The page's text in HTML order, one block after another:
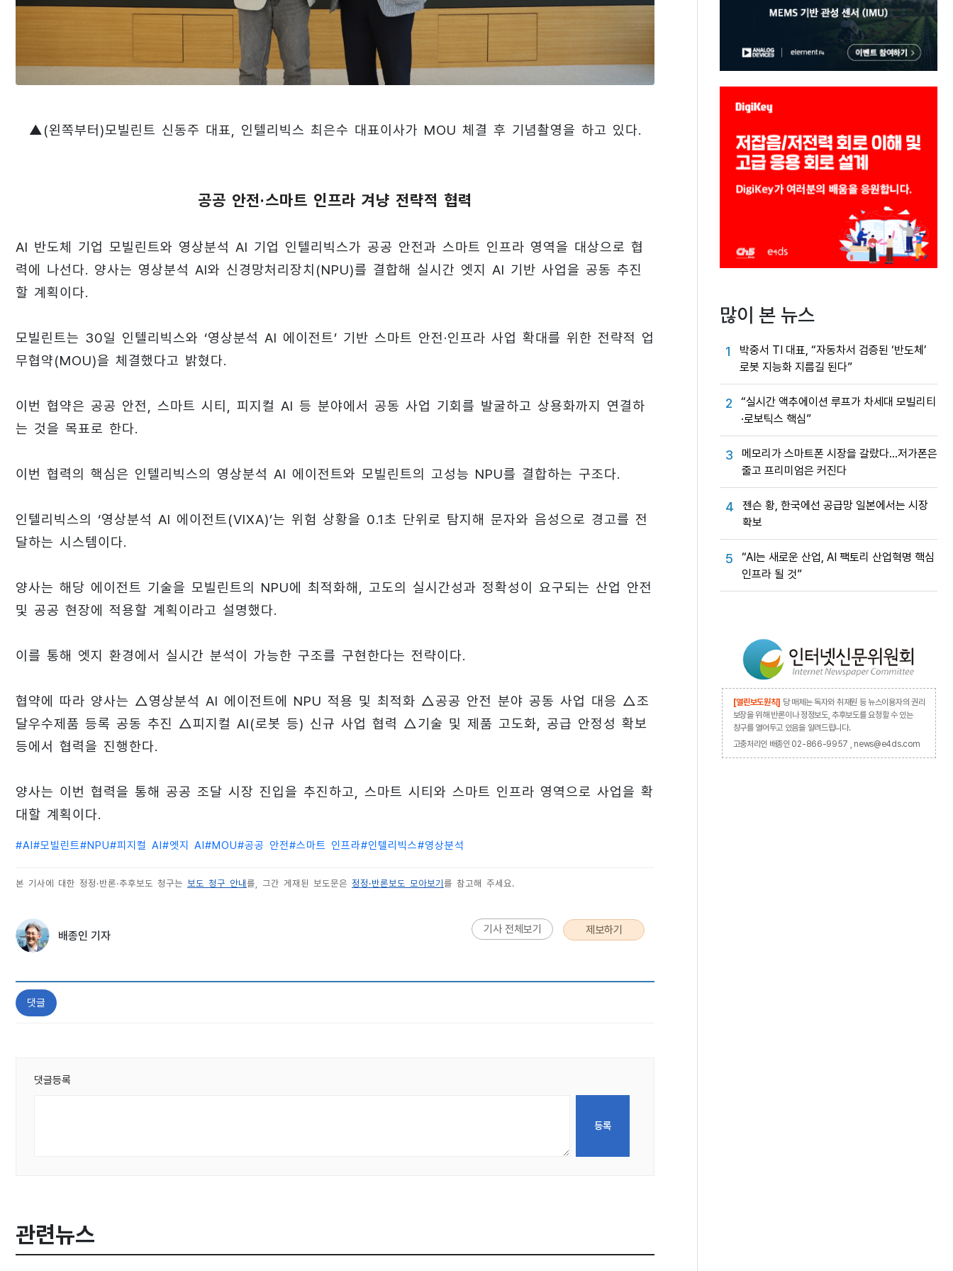
▲(왼쪽부터)모빌린트 신동주 대표, 인텔리빅스 최은수 대표이사가 MOU 체결 후 기념촬영을 하고 있다.
공공 안전·스마트 인프라 겨냥 전략적 협력
AI 반도체 기업 모빌린트와 영상분석 AI 기업 인텔리빅스가 공공 안전과 스마트 인프라 영역을 대상으로 협
력에 나선다. 양사는 영상분석 AI와 신경망처리장치(NPU)를 결합해 실시간 엣지 AI 기반 사업을 공동 추진
할 계획이다.
모빌린트는 30일 인텔리빅스와 ‘영상분석 AI 에이전트’ 기반 스마트 안전·인프라 사업 확대를 위한 전략적 업
무협약(MOU)을 체결했다고 밝혔다.
이번 협약은 공공 안전, 스마트 시티, 피지컬 AI 등 분야에서 공동 사업 기회를 발굴하고 상용화까지 연결하
는 것을 목표로 한다.
이번 협력의 핵심은 인텔리빅스의 영상분석 AI 에이전트와 모빌린트의 고성능 NPU를 결합하는 구조다.
인텔리빅스의 ‘영상분석 AI 에이전트(VIXA)’는 위험 상황을 0.1초 단위로 탐지해 문자와 음성으로 경고를 전
달하는 시스템이다.
양사는 해당 에이전트 기술을 모빌린트의 NPU에 최적화해, 고도의 실시간성과 정확성이 요구되는 산업 안전
및 공공 현장에 적용할 계획이라고 설명했다.
이를 통해 엣지 환경에서 실시간 분석이 가능한 구조를 구현한다는 전략이다.
협약에 따라 양사는 △영상분석 AI 에이전트에 NPU 적용 및 최적화 △공공 안전 분야 공동 사업 대응 △조
달우수제품 등록 공동 추진 △피지컬 AI(로봇 등) 신규 사업 협력 △기술 및 제품 고도화, 공급 안정성 확보
등에서 협력을 진행한다.
양사는 이번 협력을 통해 공공 조달 시장 진입을 추진하고, 스마트 시티와 스마트 인프라 영역으로 사업을 확
대할 계획이다.
#AI#모빌린트#NPU#피지컬 AI#엣지 AI#MOU#공공 안전#스마트 인프라#인텔리빅스#영상분석
본 기사에 대한 정정·반론·추후보도 청구는 보도 청구 안내 를, 그간 게재된 보도문은 정정·반론보도 모아보기 를 참고해 주세요.
배종인 기자 기사 전체보기 제보하기
댓글
댓글등록
관련뉴스
많이 본 뉴스
1
박중서 TI 대표, “자동차서 검증된 ‘반도체’
로봇 지능화 지름길 된다”
2
“실시간 액추에이션 루프가 차세대 모빌리티
·로보틱스 핵심”
3
메모리가 스마트폰 시장을 갈랐다…저가폰은
줄고 프리미엄은 커진다
4
젠슨 황, 한국에선 공급망 일본에서는 시장
확보
5
“AI는 새로운 산업, AI 팩토리 산업혁명 핵심
인프라 될 것”
[열린보도원칙] 당 매체는 독자와 취재원 등 뉴스이용자의 권리
보장을 위해 반론이나 정정보도, 추후보도를 요청할 수 있는
창구를 열어두고 있음을 알려드립니다.
고충처리인 배종인 02-866-9957 , news@e4ds.com